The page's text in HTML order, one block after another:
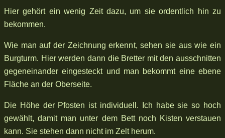
Hier gehört ein wenig Zeit dazu, um sie ordentlich hin zu
bekommen.
Wie man auf der Zeichnung erkennt, sehen sie aus wie ein
Burgturm. Hier werden dann die Bretter mit den ausschnitten
gegeneinander eingesteckt und man bekommt eine ebene
Fläche an der Oberseite.
Die Höhe der Pfosten ist individuell. Ich habe sie so hoch
gewählt, damit man unter dem Bett noch Kisten verstauen
kann. Sie stehen dann nicht im Zelt herum.